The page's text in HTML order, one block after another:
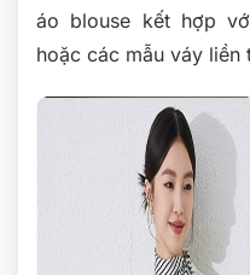
áo blouse kết hợp
hoặc các mẫu váy liền